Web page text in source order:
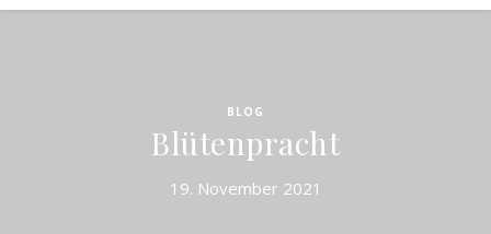
BLOG
Blütenpracht
19. November 2021